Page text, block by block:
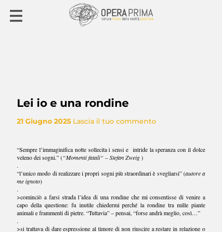
Lei io e una rondine
21 Giugno 2025 Lascia il tuo commento
“Sempre l’immaginifica notte sollecita i sensi e intride la speranza con il dolce
veleno dei sogni.” (“Momenti fatali“ – Stefan Zweig)
.
“l’unico modo di realizzare i propri sogni più straordinari è svegliarsi” (autore a
me ignoto)
.
>cominciò a farsi strada l’idea di una rondine che mi consentisse di venire a
capo della questione: fu inutile chiedermi perché la rondine tra mille piante
animali e frammenti di pietre. “Tuttavia” – pensai, “forse andrà meglio, così…”
.
>si trattava di dare espressione al timore di non riuscire a restare in relazione o